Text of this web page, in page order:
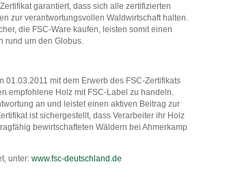
garantiert, dass sich alle zertifizierten
zur verantwortungsvollen Waldwirtschaft halten.
die FSC-Ware kaufen, leisten somit einen
rund um den Globus.
01.03.2011 mit dem Erwerb des FSC-Zertifikats
empfohlene Holz mit FSC-Label zu handeln.
an und leistet einen aktiven Beitrag zur
ist sichergestellt, dass Verarbeiter ihr Holz
bewirtschafteten Wäldern bei Ahmerkamp
unter:www.fsc-deutschland.de